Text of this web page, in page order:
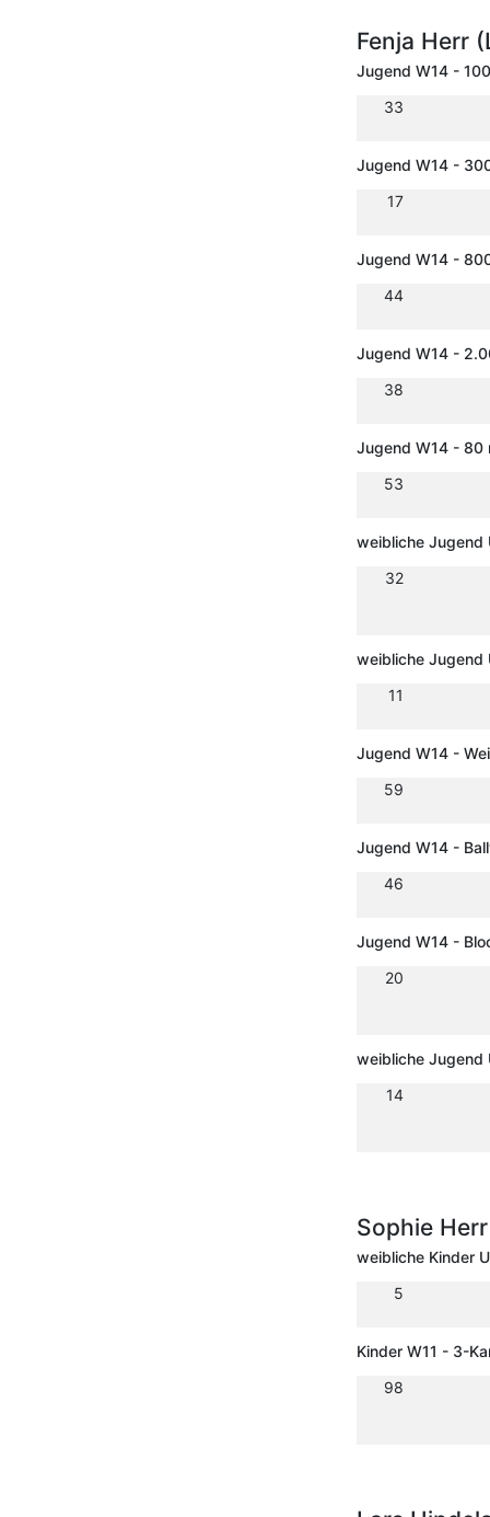
Fenja Herr
Jugend W14 -
33
Jugend W14 -
17
Jugend W14 -
44
Jugend W14 -
38
Jugend W14 - 80
53
weibliche Jugend
32
weibliche Jugend
11
Jugend W14 -
59
Jugend W14 -
46
Jugend W14 -
20
weibliche Jugend
14
Sophie
weibliche Kinder
5
Kinder W11 - 3-
98